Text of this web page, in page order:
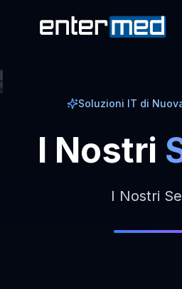
Soluzioni IT di
I Nostri
I Nostri